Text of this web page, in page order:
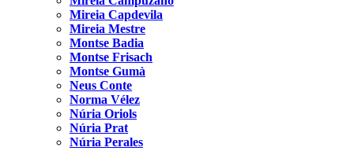
Mireia Capdevila
Mireia Mestre
Montse Badia
Montse Frisach
Montse Gumà
Neus Conte
Norma Vélez
Núria Oriols
Núria Prat
Núria Perales